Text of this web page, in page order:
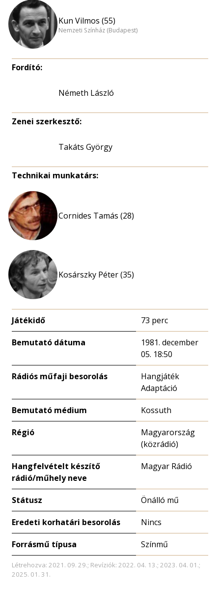
Kun Vilmos (55)
Nemzeti Színház (Budapest)
Fordító:
Németh László
Zenei szerkesztő:
Takáts György
Technikai munkatárs:
Cornides Tamás (28)
Kosárszky Péter (35)
Játékidő 73 perc
Bemutató dátuma
1981. december
05. 18:50
Rádiós műfaji besorolás
Hangjáték
Adaptáció
Bemutató médium Kossuth
Régió
Magyarország
(közrádió)
Hangfelvételt készítő
rádió/műhely neve
Magyar Rádió
Státusz Önálló mű
Eredeti korhatári besorolás Nincs
Forrásmű típusa Színmű
Létrehozva: 2021. 09. 29.; Revíziók: 2022. 04. 13.; 2023. 04. 01.;
2025. 01. 31.